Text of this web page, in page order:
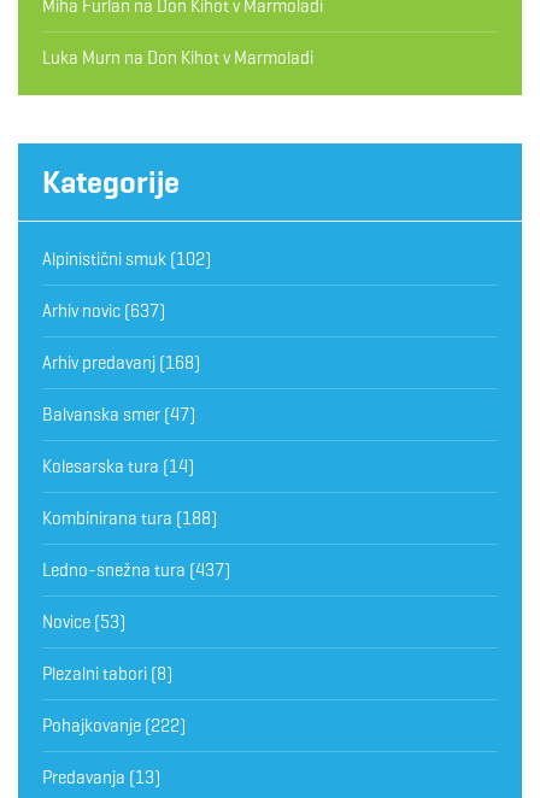
Miha Furlan na Don Kihot v Marmoladi
Luka Murn na Don Kihot v Marmoladi
Kategorije
Alpinistični smuk (102)
Arhiv novic (637)
Arhiv predavanj (168)
Balvanska smer (47)
Kolesarska tura (14)
Kombinirana tura (188)
Ledno-snežna tura (437)
Novice (53)
Plezalni tabori (8)
Pohajkovanje (222)
Predavanja (13)